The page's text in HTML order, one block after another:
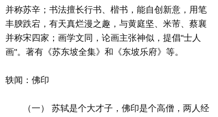
并称苏辛；书法擅长行书、楷书，能自创新意，用笔
丰腴跌宕，有天真烂漫之趣，与黄庭坚、米芾、蔡襄
并称宋四家；画学文同，论画主张神似，提倡"士人
画"。著有《苏东坡全集》和《东坡乐府》等。
轶闻：佛印
（一） 苏轼是个大才子，佛印是个高僧，两人经